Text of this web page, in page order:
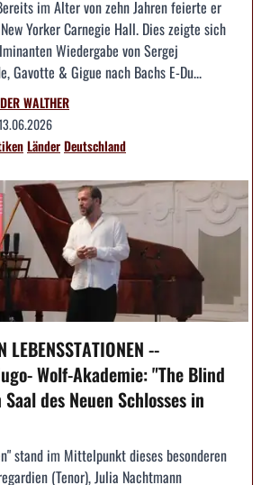
im Alter von zehn Jahren feierte er
Yorker Carnegie Hall. Dies zeigte sich
Wiedergabe von Sergej
Gavotte & Gigue nach Bachs E-Du...
WALTHER
LänderDeutschland
LEBENSSTATIONEN --
Wolf-Akademie: "The Blind
des Neuen Schlosses in
stand im Mittelpunkt dieses besonderen
(Tenor), Julia Nachtmann